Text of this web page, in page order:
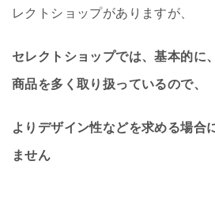
レクトショップがありますが、
セレクトショップでは、基本的に
商品を多く取り扱っているので、
よりデザイン性などを求める場合
ません